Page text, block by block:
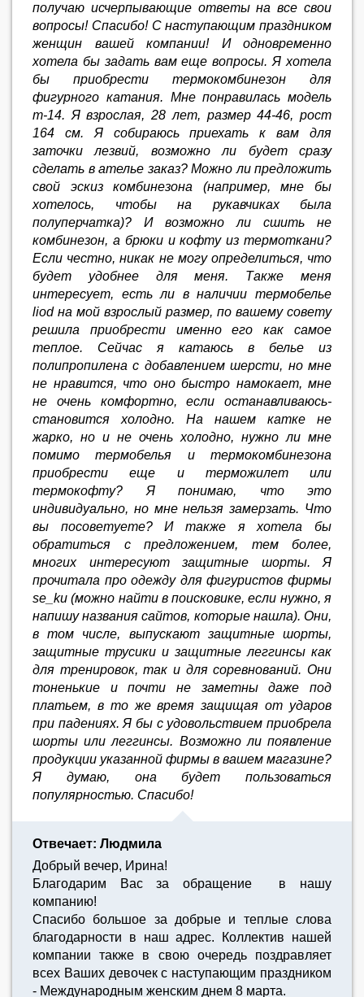
получаю исчерпывающие ответы на все свои
вопросы! Спасибо! С наступающим праздником
женщин вашей компании! И одновременно
хотела бы задать вам еще вопросы. Я хотела
бы приобрести термокомбинезон для
фигурного катания. Мне понравилась модель
т-14. Я взрослая, 28 лет, размер 44-46, рост
164 см. Я собираюсь приехать к вам для
заточки лезвий, возможно ли будет сразу
сделать в ателье заказ? Можно ли предложить
свой эскиз комбинезона (например, мне бы
хотелось, чтобы на рукавчиках была
полуперчатка)? И возможно ли сшить не
комбинезон, а брюки и кофту из термоткани?
Если честно, никак не могу определиться, что
будет удобнее для меня. Также меня
интересует, есть ли в наличии термобелье
liod на мой взрослый размер, по вашему совету
решила приобрести именно его как самое
теплое. Сейчас я катаюсь в белье из
полипропилена с добавлением шерсти, но мне
не нравится, что оно быстро намокает, мне
не очень комфортно, если останавливаюсь-
становится холодно. На нашем катке не
жарко, но и не очень холодно, нужно ли мне
помимо термобелья и термокомбинезона
приобрести еще и терможилет или
термокофту? Я понимаю, что это
индивидуально, но мне нельзя замерзать. Что
вы посоветуете? И также я хотела бы
обратиться с предложением, тем более,
многих интересуют защитные шорты. Я
прочитала про одежду для фигуристов фирмы
se_ku (можно найти в поисковике, если нужно, я
напишу названия сайтов, которые нашла). Они,
в том числе, выпускают защитные шорты,
защитные трусики и защитные леггинсы как
для тренировок, так и для соревнований. Они
тоненькие и почти не заметны даже под
платьем, в то же время защищая от ударов
при падениях. Я бы с удовольствием приобрела
шорты или леггинсы. Возможно ли появление
продукции указанной фирмы в вашем магазине?
Я думаю, она будет пользоваться
популярностью. Спасибо!
Отвечает: Людмила
Добрый вечер, Ирина!
Благодарим Вас за обращение в нашу
компанию!
Спасибо большое за добрые и теплые слова
благодарности в наш адрес. Коллектив нашей
компании также в свою очередь поздравляет
всех Ваших девочек с наступающим праздником
- Международным женским днем 8 марта.